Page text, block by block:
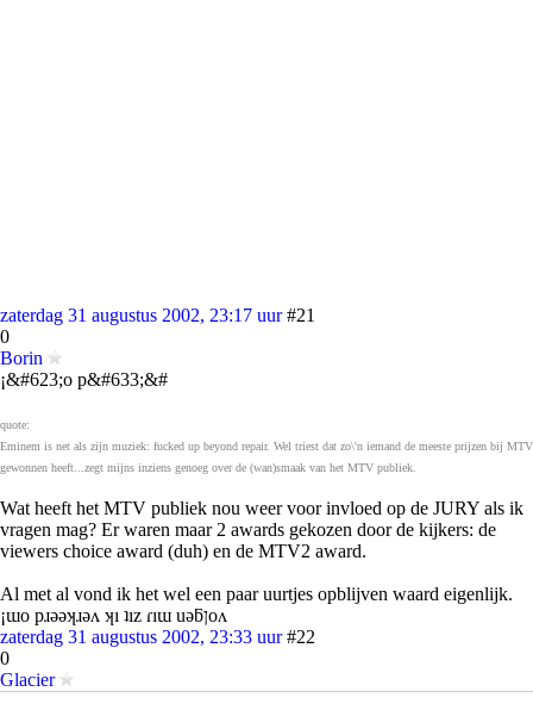
zaterdag 31 augustus 2002, 23:17 uur #21
0
Borin
¡&#623;o p&#633;&#
quote:
Eminem is net als zijn muziek: fucked up beyond repair. Wel triest dat zo\'n iemand de meeste prijzen bij MTV
gewonnen heeft...zegt mijns inziens genoeg over de (wan)smaak van het MTV publiek.
Wat heeft het MTV publiek nou weer voor invloed op de JURY als ik
vragen mag? Er waren maar 2 awards gekozen door de kijkers: de
viewers choice award (duh) en de MTV2 award.
Al met al vond ik het wel een paar uurtjes opblijven waard eigenlijk.
¡ɯo pɹǝǝʞɹǝʌ ʞı ʇız ɾıɯ uǝƃןoʌ
zaterdag 31 augustus 2002, 23:33 uur #22
0
Glacier